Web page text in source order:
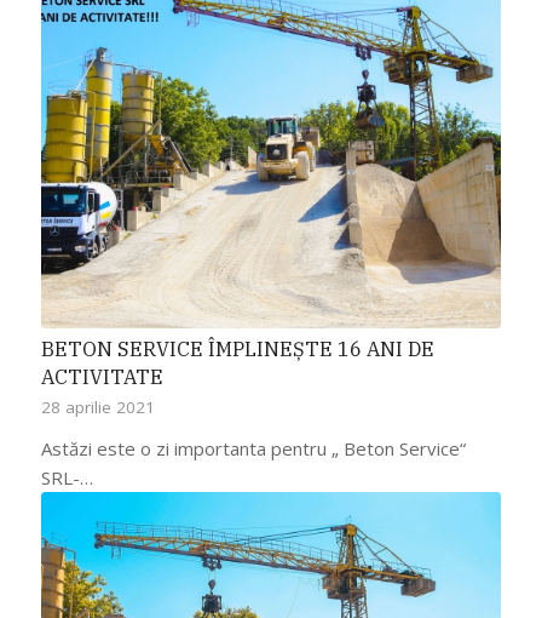
BETON SERVICE ÎMPLINEȘTE 16 ANI DE
ACTIVITATE
28 aprilie 2021
Astăzi este o zi importanta pentru „ Beton Service“
SRL-…